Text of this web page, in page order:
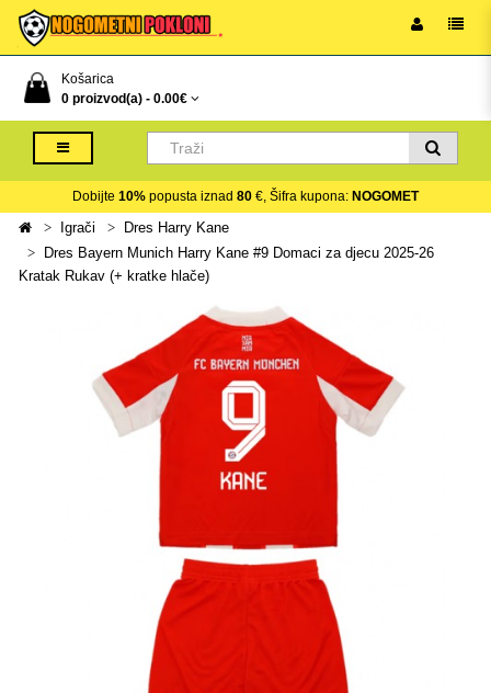
Košarica
0 proizvod(a) - 0.00€
Dobijte 10% popusta iznad 80 €, Šifra kupona: NOGOMET
Igrači
Dres Harry Kane
Dres Bayern Munich Harry Kane #9 Domaci za djecu 2025-26
Kratak Rukav (+ kratke hlače)